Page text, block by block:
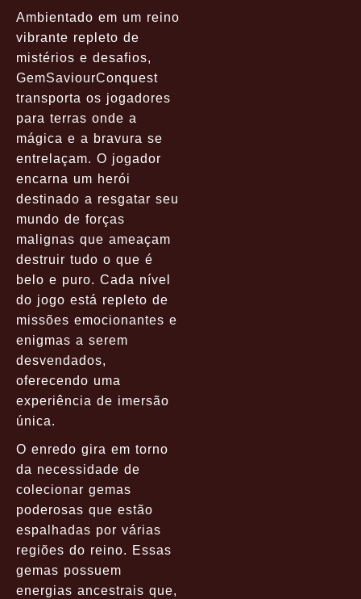
Ambientado em um reino
vibrante repleto de
mistérios e desafios,
GemSaviourConquest
transporta os jogadores
para terras onde a
mágica e a bravura se
entrelaçam. O jogador
encarna um herói
destinado a resgatar seu
mundo de forças
malignas que ameaçam
destruir tudo o que é
belo e puro. Cada nível
do jogo está repleto de
missões emocionantes e
enigmas a serem
desvendados,
oferecendo uma
experiência de imersão
única.
O enredo gira em torno
da necessidade de
colecionar gemas
poderosas que estão
espalhadas por várias
regiões do reino. Essas
gemas possuem
energias ancestrais que,